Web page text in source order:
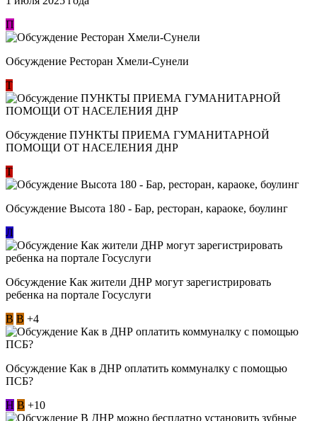
П
Обсуждение Ресторан Хмели-Сунели
Т
Обсуждение ​ПУНКТЫ ПРИЕМА ГУМАНИТАРНОЙ
ПОМОЩИ ОТ НАСЕЛЕНИЯ ДНР
Т
Обсуждение Высота 180 - Бар, ресторан, караоке, боулинг
Л
Обсуждение Как жители ДНР могут зарегистрировать
ребенка на портале Госуслуги
В В +4
Обсуждение Как в ДНР оплатить коммуналку с помощью
ПСБ?
Н В +10